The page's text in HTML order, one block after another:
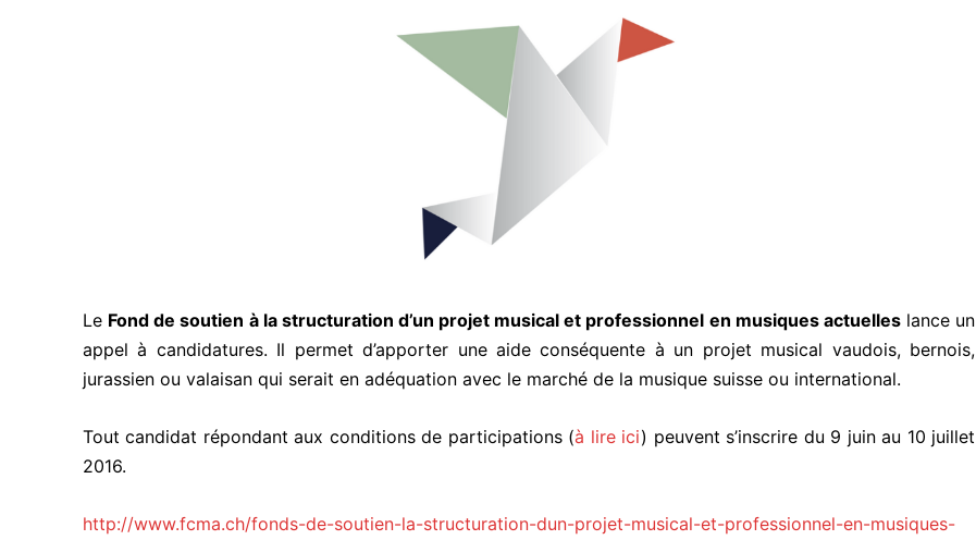
Le Fond de soutien à la structuration d’un projet musical et professionnel en musiques actuelleslance un
appel à candidatures. Il permet d’apporter une aide conséquente à un projet musical vaudois, bernois,
jurassien ou valaisan qui serait en adéquation avec le marché de la musique suisse ou international.
Tout candidat répondant aux conditions de participations (à lire ici) peuvent s’inscrire du 9 juin au 10 juillet
2016.
http://www.fcma.ch/fonds-de-soutien-la-structuration-dun-projet-musical-et-professionnel-en-musiques-